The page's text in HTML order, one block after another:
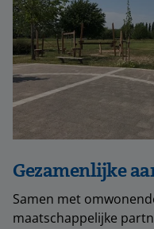
Gezamenlijke
Samen met
maatschappelijke